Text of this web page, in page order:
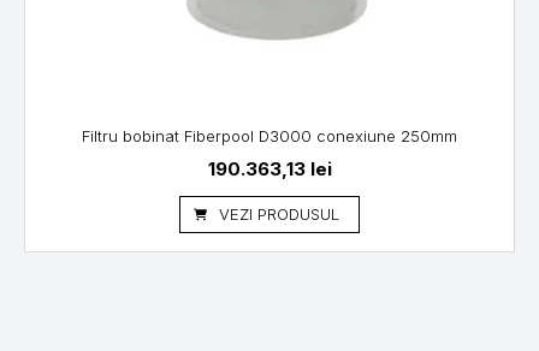
Filtru bobinat Fiberpool D3000 conexiune 250mm
190.363,13 lei
VEZI PRODUSUL